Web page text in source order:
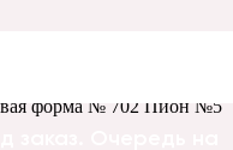
форма № 702 Пион №5